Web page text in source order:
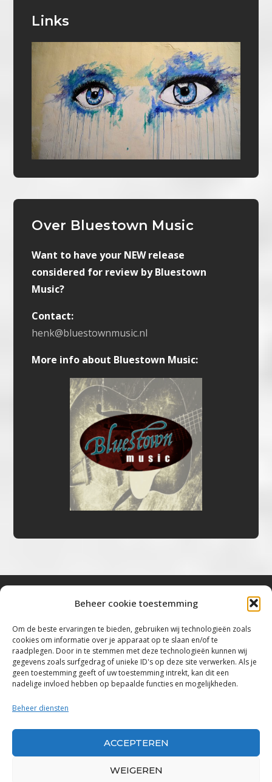
Beheer cookie toestemming
Om de beste ervaringen te bieden, gebruiken wij technologieën zoals
cookies om informatie over je apparaat op te slaan en/of te
raadplegen. Door in te stemmen met deze technologieën kunnen wij
gegevens zoals surfgedrag of unieke ID's op deze site verwerken. Als je
geen toestemming geeft of uw toestemming intrekt, kan dit een
nadelige invloed hebben op bepaalde functies en mogelijkheden.
Beheer diensten
ACCEPTEREN
WEIGEREN
Links
Over Bluestown Music
Want to have your NEW release
considered for review by Bluestown
Music?
Contact:
henk@bluestownmusic.nl
More info about Bluestown Music:
“Voor de mooiste Blues, Rock, Roots &
Americana”
Copyright 2019 – 2026 Bluestown Music – All